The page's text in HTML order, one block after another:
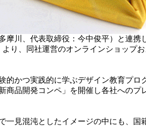
川、代表取締役：今中俊平）と連携
り、同社運営のオンラインショップ
かつ実践的に学ぶデザイン教育プロ
品開発コンペ」を開催し各社への
見混沌としたイメージの中にも、国